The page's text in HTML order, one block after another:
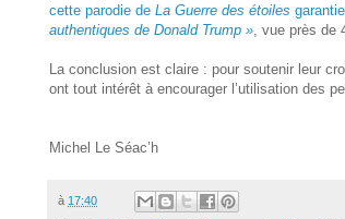
cette parodie de La Guerre des étoiles garantie
authentiques de Donald Trump » , vue près
La conclusion est claire : pour soutenir leur
ont tout intérêt à encourager l’utilisation des
Michel Le Séac’h
à 17:40